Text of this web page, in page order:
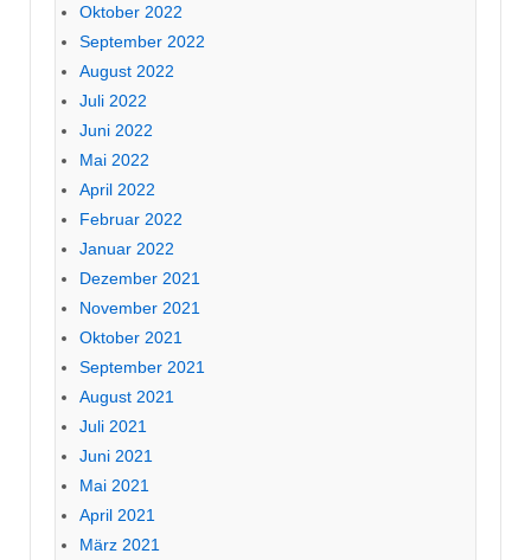
Oktober 2022
September 2022
August 2022
Juli 2022
Juni 2022
Mai 2022
April 2022
Februar 2022
Januar 2022
Dezember 2021
November 2021
Oktober 2021
September 2021
August 2021
Juli 2021
Juni 2021
Mai 2021
April 2021
März 2021